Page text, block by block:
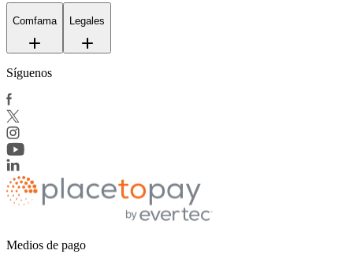
Comfama Legales
Síguenos
Medios de pago